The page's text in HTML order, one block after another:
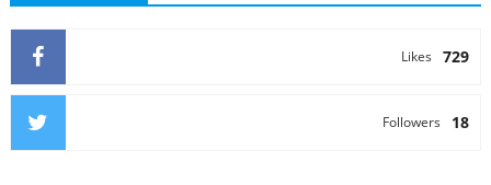
729
Likes
18
Followers